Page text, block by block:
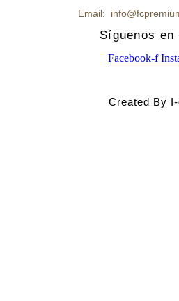
Email:
Síguenos en
Facebook-f
Created By